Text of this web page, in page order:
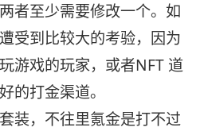
者至少需要修改一个。如
受到比较大的考验，因为
游戏的玩家，或者NFT 道
的打金渠道。
装，不往里氪金是打不过